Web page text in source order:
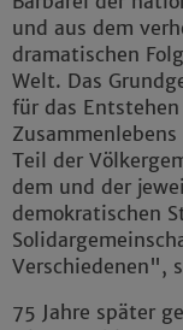
und aus dem
dramatischen
Welt. Das
für das
Teil der
dem und der
demokratischen
Verschiedenen",
75 Jahre später